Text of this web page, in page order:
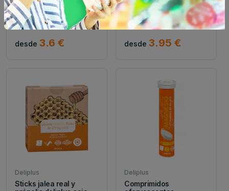
Spray oral própolis
deliplus spray 0.02 100
ml
desde 3.6 €
Cápsulas laxforte
deliplus caja 0.01635 ud
desde 3.95 €
Deliplus
Sticks jalea real y
Deliplus
Comprimidos